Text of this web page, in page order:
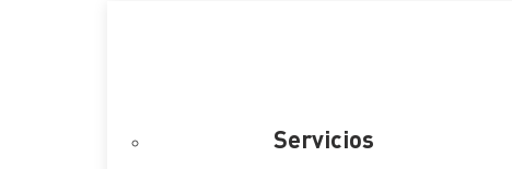
Servicios